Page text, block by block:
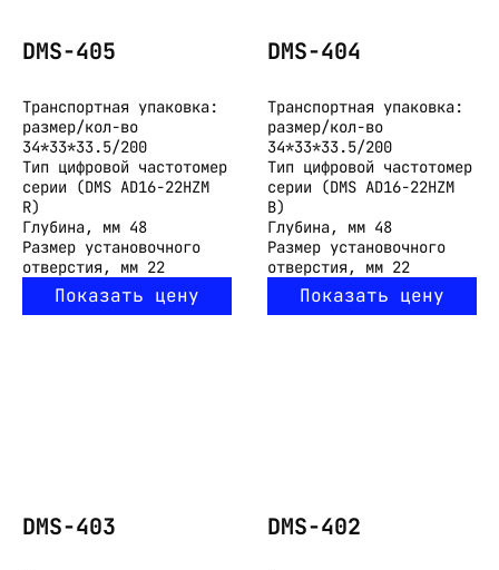
DMS-405
Транспортная упаковка:
размер/кол-во
34*33*33.5/200
Тип цифровой частотомер
серии (DMS AD16-22HZM
R)
Глубина, мм 48
Размер установочного
отверстия, мм 22
Показать цену
DMS-404
Транспортная упаковка:
размер/кол-во
34*33*33.5/200
Тип цифровой частотомер
серии (DMS AD16-22HZM
B)
Глубина, мм 48
Размер установочного
отверстия, мм 22
Показать цену
DMS-403 DMS-402